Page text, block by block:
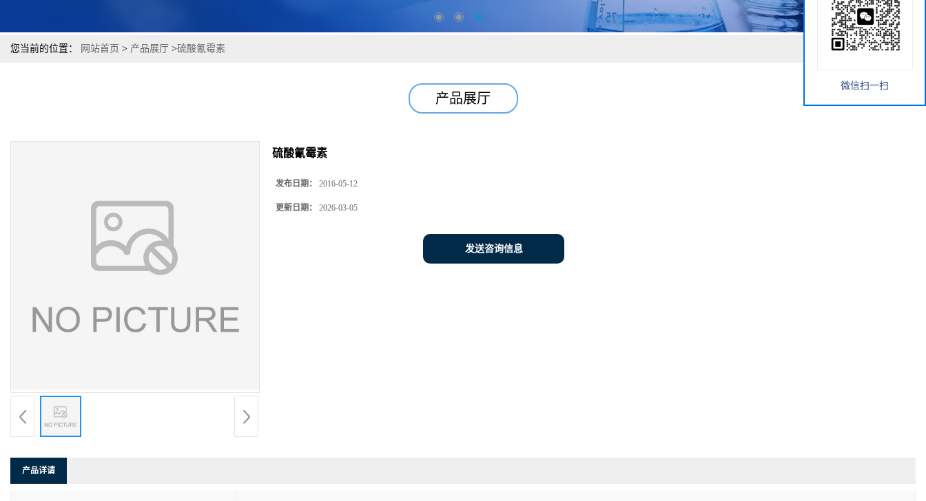
您当前的位置： 网站首页 > 产品展厅 >硫酸氰霉素
产品展厅
硫酸氰霉素
发布日期： 2016-05-12
更新日期： 2026-03-05
发送咨询信息
产品详请
微信扫一扫